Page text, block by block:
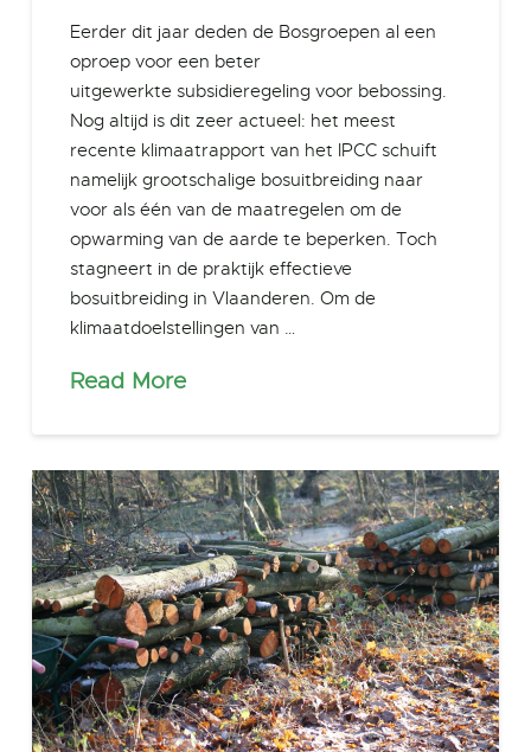
Eerder dit jaar deden de Bosgroepen al een
oproep voor een beter
uitgewerkte subsidieregeling voor bebossing.
Nog altijd is dit zeer actueel: het meest
recente klimaatrapport van het IPCC schuift
namelijk grootschalige bosuitbreiding naar
voor als één van de maatregelen om de
opwarming van de aarde te beperken. Toch
stagneert in de praktijk effectieve
bosuitbreiding in Vlaanderen. Om de
klimaatdoelstellingen van …
Read More